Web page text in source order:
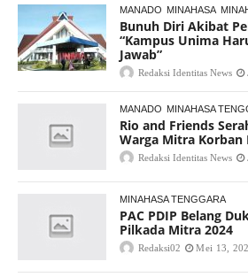
MANADO MINAHASA
Bunuh Diri Akibat
“Kampus Unima
Jawab”
Redaksi Identitas News
MANADO MINAHASA
Rio and Friends
Warga Mitra Korban
Redaksi Identitas News
MINAHASA TENGGARA
PAC PDIP Belang
Pilkada Mitra 2024
Redaksi02 Mei 13,